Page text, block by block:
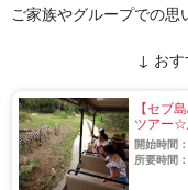
ご家族やグループでの思
↓ お
【セブ
ツアー☆
チータ
（No.6）
開始時間
所要時間